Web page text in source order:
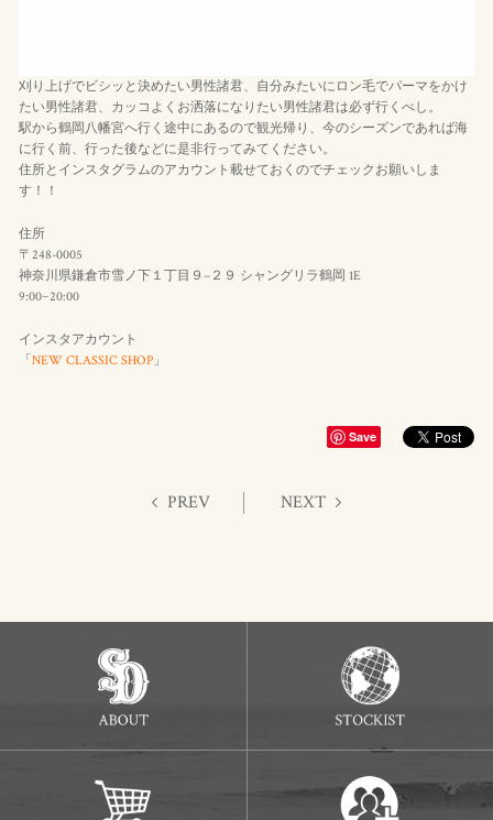
刈り上げでビシッと決めたい男性諸君、自分みたいにロン毛でパーマをかけ
たい男性諸君、カッコよくお洒落になりたい男性諸君は必ず行くべし。
駅から鶴岡八幡宮へ行く途中にあるので観光帰り、今のシーズンであれば海
に行く前、行った後などに是非行ってみてください。
住所とインスタグラムのアカウント載せておくのでチェックお願いしま
す！！
住所
〒248-0005
神奈川県鎌倉市雪ノ下１丁目９−２９ シャングリラ鶴岡 1E
9:00~20:00
インスタアカウント
「 NEW CLASSIC SHOP」
Save
PREV NEXT